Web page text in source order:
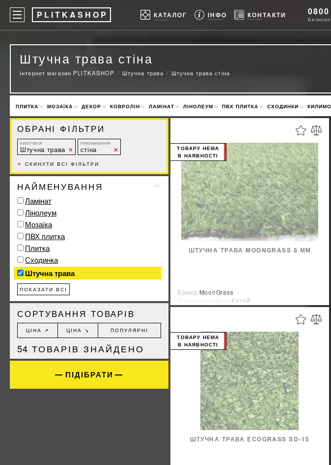
P LITKASHOP КАТАЛОГ ІНФО КОНТАКТИ
Штучна трава стіна
Інтернет магазин PLITKASHOP Штучна трава Штучна трава стіна
ПЛИТКА МОЗАЇКА ДЕКОР КОВРОЛІН ЛАМІНАТ ЛІНОЛЕУМ ПВХ ПЛИТКА СХОДИНКИ
ШТУЧНА ТРАВА MOONGRASS 8 ММ
ТОВАРУ НЕМА
В НАЯВНОСТІ
Бренд:MoonGrass
Країна-виробник:Китай
ШТУЧНА ТРАВА ECOGRASS SD-15
ТОВАРУ НЕМА
В НАЯВНОСТІ
ОБРАНІ ФІЛЬТРИ
КАТЕГОРІЯ
Штучна трава
ПРИЗНАЧЕННЯ
стіна
× СКИНУТИ ВСІ ФІЛЬТРИ
НАЙМЕНУВАННЯ
Ламінат
Лінолеум
Мозаїка
ПВХ плитка
Плитка
Сходинка
Штучна трава
ПОКАЗАТИ ВСІ
СОРТУВАННЯ ТОВАРІВ
ЦІНА ↗ ЦІНА ↘ ПОПУЛЯРНІ
54 ТОВАРІВ ЗНАЙДЕНО
ПІДІБРАТИ